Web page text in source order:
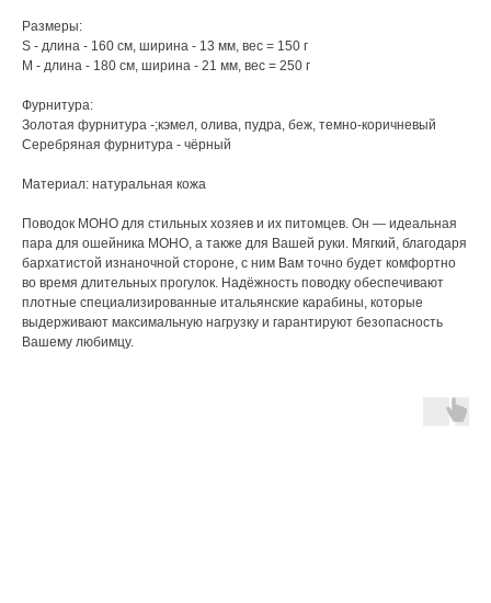
Размеры:
S - длина - 160 см, ширина - 13 мм, вес = 150 г
M - длина - 180 см, ширина - 21 мм, вес = 250 г
Фурнитура:
Золотая фурнитура -;кэмел, олива, пудра, беж, темно-коричневый
Серебряная фурнитура - чёрный
Материал: натуральная кожа
Поводок МОНО для стильных хозяев и их питомцев. Он — идеальная
пара для ошейника МОНО, а также для Вашей руки. Мягкий, благодаря
бархатистой изнаночной стороне, с ним Вам точно будет комфортно
во время длительных прогулок. Надёжность поводку обеспечивают
плотные специализированные итальянские карабины, которые
выдерживают максимальную нагрузку и гарантируют безопасность
Вашему любимцу.